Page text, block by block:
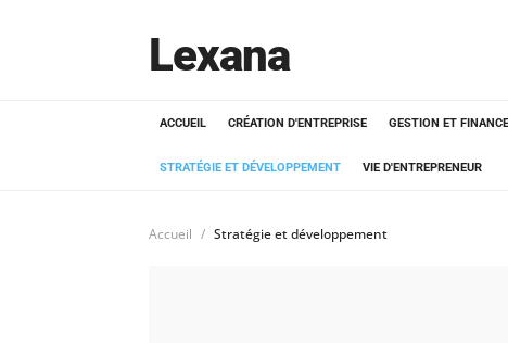
Lexana
ACCUEIL CRÉATION D'ENTREPRISE GESTION ET
STRATÉGIE ET DÉVELOPPEMENT VIE D'ENTREPRENEUR
Accueil Stratégie et développement